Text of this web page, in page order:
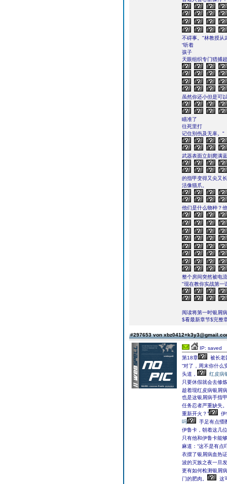
不碍事。"林教授从
“听着
孩子
天眼组织专门猎捕
虽然你还小但是可
瞄准了
往死里打
记住别伤及无辜。"
武器表面立刻爬满
的指甲变得又尖又长
活像猫爪。
他们是什么物种？
整个房间突然被电
"现在教你实战第一
阅读将第一时银屑
$看最新章节$完整
#297653 von
IP: saved
第18章
被长老
“对了，周末你什么
头道，
红皮病
只要休假就会去修
趁着现红皮病银屑
也是这银屑病手指
任务忍者严重缺失。
重新开火？”
伊
吗
手足有点懵
伊鲁卡，朝着这几
只有他和伊鲁卡能
麻道：“这不是有点
衣摆了银屑病血热
波的灭族之夜一旦
更有如何检测银屑
门的肥肉。
这